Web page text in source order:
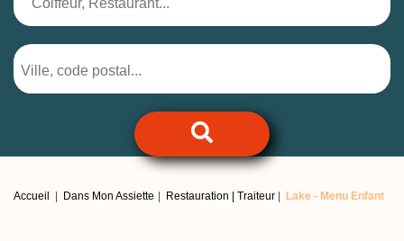
Accueil Dans Mon Assiette Restauration | Traiteur Lake - Menu Enfant